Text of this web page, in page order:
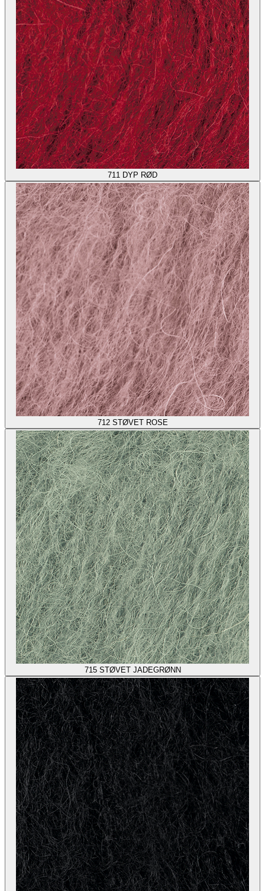
711 DYP RØD
712 STØVET ROSE
715 STØVET JADEGRØNN